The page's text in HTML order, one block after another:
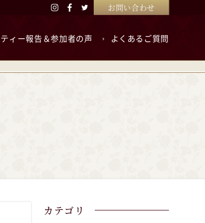
お問い合わせ
ィー報告＆参加者の声 よくあるご質問
カテゴリ